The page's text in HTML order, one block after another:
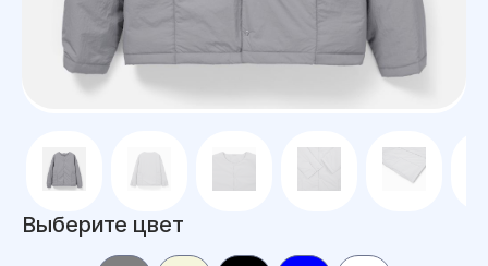
Выберите цвет